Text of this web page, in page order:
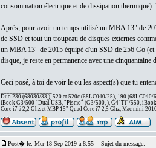
consommation électrique et de dissipation
Après, pour avoir un temps utilisé un MBA 13" de
de SSD et tout un troupeau de disques externes
un MBA 13" de 2015 équipé d'un SSD de 256 Go (et
disque, je reste en permanence avec une
Ceci posé, à toi de voir le ou les aspect(s) que tu
Duo 230 (68030/33,), 520 et 520c (68LC040/25), 190 (68LC040/
iBook G3/500 "Dual USB, "Pismo" (G3/500, ), G4"Ti"/550,
Core i7 à 2,2 Ghz et MBP 15" Quad Core i7 2,5 Ghz, Mac mini
Post� le: Mer 18 Sep 2019 à 8:55 Sujet du message: